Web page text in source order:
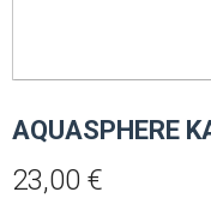
AQUASPHERE
23,00 €